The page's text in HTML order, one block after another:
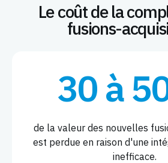
Le coût de la
fusions-
30 à
de la valeur des nouvelles
est perdue en raison d'une
inefficace.